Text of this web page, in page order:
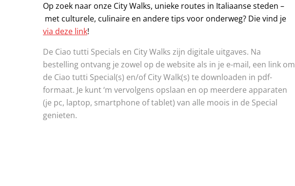
Op zoek naar onze City Walks, unieke routes in Italiaanse steden –
met culturele, culinaire en andere tips voor onderweg? Die vind je
via deze link!
De Ciao tutti Specials en City Walks zijn digitale uitgaves. Na
bestelling ontvang je zowel op de website als in je e-mail, een link om
de Ciao tutti Special(s) en/of City Walk(s) te downloaden in pdf-
formaat. Je kunt ‘m vervolgens opslaan en op meerdere apparaten
(je pc, laptop, smartphone of tablet) van alle moois in de Special
genieten.